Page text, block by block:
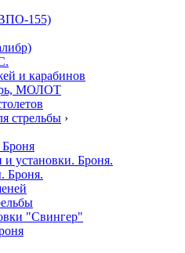
155)
и карабинов
МОЛОТ
стрельбы ›
установки. Броня.
Броня.
"Свингер"